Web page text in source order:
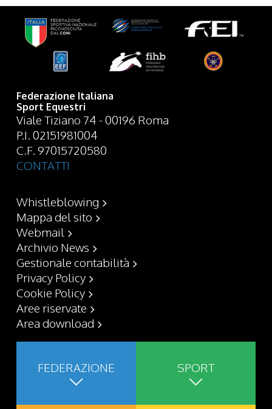
Federazione Italiana
Sport Equestri
Viale Tiziano 74 - 00196 Roma
P.I. 02151981004
C.F. 97015720580
CONTATTI
Whistleblowing
Mappa del sito
Webmail
Archivio News
Gestionale contabilità
Privacy Policy
Cookie Policy
Aree riservate
Area download
FEDERAZIONE SPORT